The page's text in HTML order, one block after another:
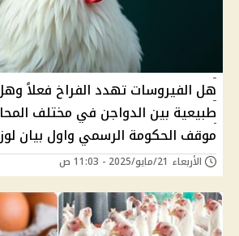
هل الفيروسات تهدد الفراخ فعلاً
طبيعية بين الدواجن في مختلف
موقف الحكومة الرسمي واول بيان
الأربعاء 21/مايو/2025 - 11:03 ص